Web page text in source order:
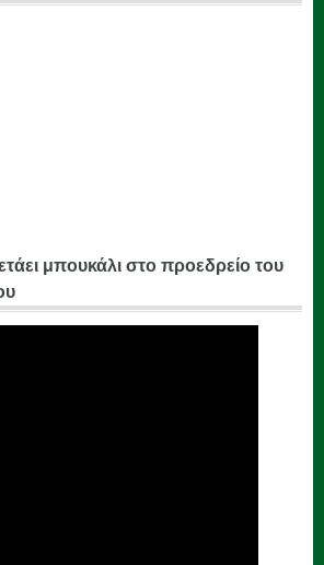
μπουκάλι στο προεδρείο του